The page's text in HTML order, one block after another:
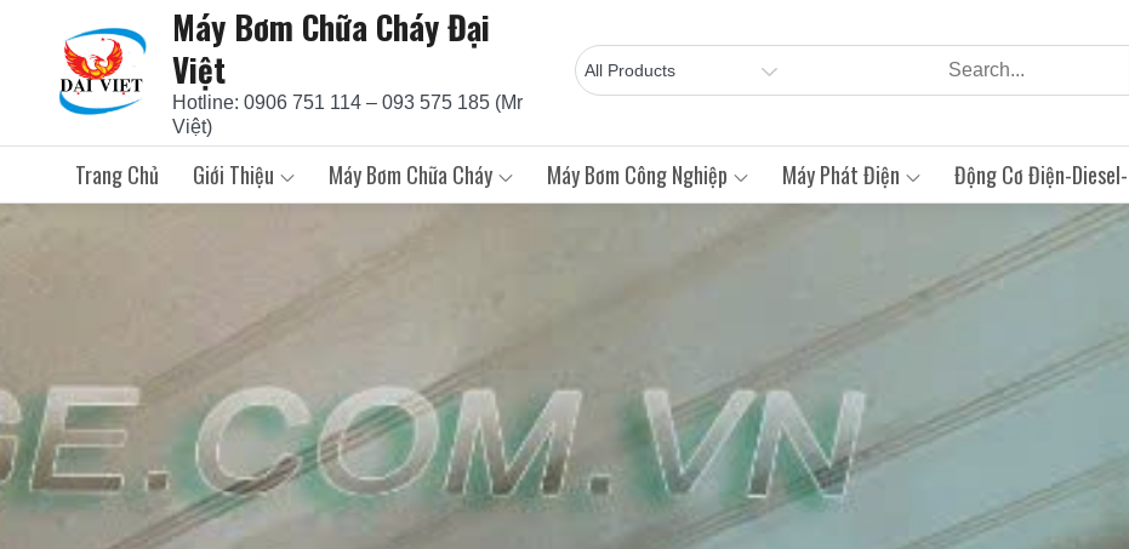
content
Máy Bơm Chữa Cháy Đại
Việt
Hotline: 0906 751 114 – 093 575 185 (Mr
Việt)
Trang Chủ Giới Thiệu Máy Bơm Chữa Cháy Máy Bơm Công Nghiệp Máy Phát Điện Động Cơ Điện-